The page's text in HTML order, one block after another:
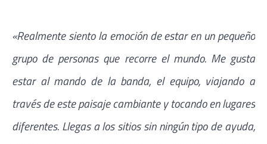
«Realmente siento la emoción de estar en un pequeño
grupo de personas que recorre el mundo. Me gusta
estar al mando de la banda, el equipo, viajando a
través de este paisaje cambiante y tocando en lugares
diferentes. Llegas a los sitios sin ningún tipo de ayuda,